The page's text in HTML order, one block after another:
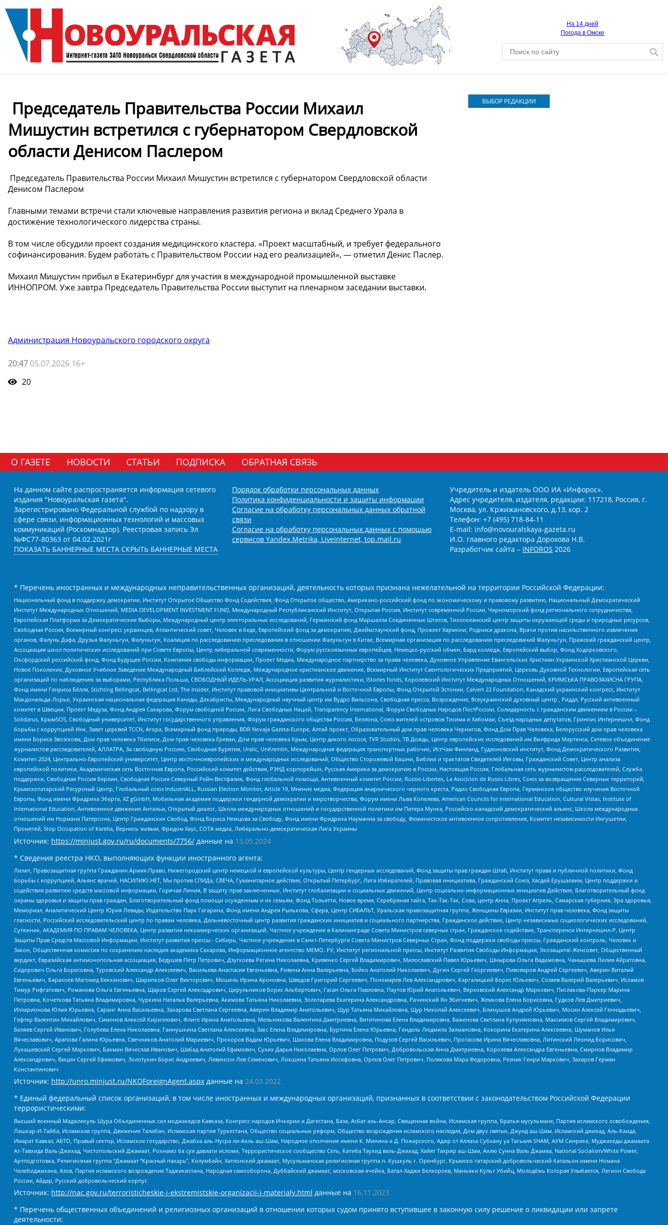
На 14 дней
Погода в Омске
️ Председатель Правительства России Михаил
Мишустин встретился с губернатором Свердловской
области Денисом Паслером
️ Председатель Правительства России Михаил Мишустин встретился с губернатором Свердловской области
Денисом Паслером
Главными темами встречи стали ключевые направления развития региона и вклад Среднего Урала в
достижение технологического лидерства страны.
В том числе обсудили проект создания медицинского кластера. «Проект масштабный, и требует федерального
софинансирования. Будем работать с Правительством России над его реализацией», — отметил Денис Паслер.
Михаил Мишустин прибыл в Екатеринбург для участия в международной промышленной выставке
ИННОПРОМ. Уже завтра Председатель Правительства России выступит на пленарном заседании выставки.
Администрация Новоуральского городского округа
20:47 05.07.2026 16+
20
ВЫБОР РЕДАКЦИИ
О ГАЗЕТЕ НОВОСТИ СТАТЬИ ПОДПИСКА ОБРАТНАЯ СВЯЗЬ
На данном сайте распространяется информация сетевого
издания "Новоуральская газета".
Зарегистрировано Федеральной службой по надзору в
сфере связи, информационных технологий и массовых
коммуникаций (Роскомнадзор). Реестровая запись Эл
№ФС77-80363 от 04.02.2021г
ПОКАЗАТЬ БАННЕРНЫЕ МЕСТА СКРЫТЬ БАННЕРНЫЕ МЕСТА
Порядок обработки персональных данных
Политика конфиденциальности и защиты информации
Согласие на обработку персональных данных обратной
связи
Согласие на обработку персональных данных с помощью
сервисов Yandex.Metrika, LiveInternet, top.mail.ru
Учредитель и издатель ООО ИА «Инфорос».
Адрес учредителя, издателя, редакции: 117218, Россия, г.
Москва, ул. Кржижановского, д.13, кор. 2
Телефон: +7 (495) 718-84-11
E-mail: info@novouralskaya-gazeta.ru
И.О. главного редактора Дорохова Н.В.
Разработчик сайта – INFOROS 2026
* Перечень иностранных и международных неправительственных организаций, деятельность которых признана нежелательной на территории Российской Федерации:
Национальный фонд в поддержку демократии, Институт Открытое Общество Фонд Содействия, Фонд Открытое общество, Американо-российский фонд по экономическому и правовому развитию, Национальный Демократический
Институт Международных Отношений, MEDIA DEVELOPMENT INVESTMENT FUND, Международный Республиканский Институт, Открытая Россия, Институт современной России, Черноморский фонд регионального сотрудничества,
Европейская Платформа за Демократические Выборы, Международный центр электоральных исследований, Германский фонд Маршалла Соединенных Штатов, Тихоокеанский центр защиты окружающей среды и природных ресурсов,
Свободная Россия, Всемирный конгресс украинцев, Атлантический совет, Человек в беде, Европейский фонд за демократию, Джеймстаунский фонд, Прожект Хармони, Родники дракона, Врачи против насильственного извлечения
органов, Фалунь Дафа, Друзья Фалуньгун, Фалуньгун, Коалиция по расследованию преследования в отношении Фалуньгун в Китае, Всемирная организация по расследованию преследований Фалуньгун, Пражский гражданский центр,
Ассоциация школ политических исследований при Совете Европы, Центр либеральной современности, Форум русскоязычных европейцев, Немецко-русский обмен, Бард колледж, Европейский выбор, Фонд Ходорковского,
Оксфордский российский фонд, Фонд Будущее России, Компания свободы информации, Проект Медиа, Международное партнерство за права человека, Духовное Управление Евангельских Христиан Украинской Христианской Церкви,
Новое Поколение, Духовное Учебное Заведение Международный Библейский Колледж, Международное христианское движение, Всемирный Институт Саентологических Предприятий, Церковь Духовной Технологии, Европейская сеть
организаций по наблюдению за выборами, Республика Польша, СВОБОДНЫЙ ИДЕЛЬ-УРАЛ, Ассоциация развития журналистики, IStories fonds, Королевский Институт Международных Отношений, КРИМСЬКА ПРАВОЗАХИСНА ГРУПА,
Фонд имени Генриха Бёлля, Stichting Bellingcat, Bellingcat Ltd, The Insider, Институт правовой инициативы Центральной и Восточной Европы, Фонд Открытой Эстонии, Calvert 22 Foundation, Канадский украинский конгресс, Институт
Макдональда-Лорье, Украинская национальная федерация Канады, Декабристы, Международный научный центр им Вудро Вильсона, Свободная пресса, Возрождение, Всеукраинский духовный центр , Риддл, Русский антивоенный
комитет в Швеции, Проект Медуза, Фонд Андрея Сахарова, Форум свободной России, Лига Свободных Наций, Transparеncy International, Форум Свободных Народов ПостРоссии, Солидарность с гражданским движением в России –
Solidarus, КрымSOS, Свободный университет, Институт государственного управления, Форум гражданского общества Россия, Беллона, Союз жителей островов Тисима и Хабомаи, Съезд народных депутатов, Гринпис Интернешнл, Фонд
борьбы с коррупцией Инк, Завет церквей TCCN, Агора, Всемирный фонд природы, BDR Novaja Gazeta-Europe, Алтай проект, Образовательный дом прав человека Чернигов, Фонд Дом Прав Человека, Белорусский дом прав человека
имени Бориса Звозскова, Дом прав человека Тбилиси, Дом прав человека Ереван, Дом прав человека Крым, Центр дикого лосося, TVR Studios, ТВ Дождь, Центр европейских исследований им Вилфрида Мартенса, Сетевое объединение
журналистов расследователей, АЛЛАТРА, За свободную Россию, Свободная Бурятия, Uralic, UnKremlin, Международная федерация транспортных рабочих, ИстЧам Финланд, Гудзоновский институт, Фонд Демократического Развития,
Комитет-2024, Центрально-Европейский университет, Центр восточноевропейских и международных исследований, Общество Сторожевой башни, Библии и трактатов Свидетелей Иеговы, Гражданский Совет, Центр анализа
европейской политики, Академическая сеть Восточная Европа, Российский комитет действия, РЭНД корпорейшн, Русская Америка за демократию в России, Настоящая Россия, Глобальная сеть журналистов-расследователей, Служба
поддержки, Свободная Россия Берлин, Свободная Россия Северный Рейн-Вестфалия, Фонд глобальной помощи, Антивоенный комитет России, Russie-Libertes, La Asocicion de Rusos Libres, Союз за возвращение Северных территорий,
Крымскотатарский Ресурсный Центр, Глобальный союз IndustriALL, Russian Election Monitor, Article 19, Мнение медиа, Федерация анархического черного креста, Радио Свободная Европа, Германское общество изучения Восточной
Европы, Фонд имени Фридриха Эберта, XZ gGmbH, Мобильная академия поддержки гендерной демократии и миротворчества, Форум имени Льва Копелева, American Councils for International Education, Cultural Vistas, Institute of
International Education, Антивоенное движение Антальи, Открытый диалог, Школа международных отношений и государственной политики им Питера Мунка, Российско-канадский демократический альянс, Школа международных
отношений им Нормана Патерсона, Центр Гражданских Свобод, Фонд Бориса Немцова за Свободу, Фонд имени Фридриха Науманна за свободу, Феминистское антивоенное сопротивление, Комитет независимости Ингушетии,
Прометей, Stop Occupation of Karelia, Вернись живым, Фридом Хаус, СОТА медиа, Либерально-демократическая Лига Украины
Источник: https://minjust.gov.ru/ru/documents/7756/ данные на 13.05.2024
* Сведения реестра НКО, выполняющих функции иностранного агента:
Лилит, Правозащитная группа Гражданин.Армия.Право, Нижегородский центр немецкой и европейской культуры, Центр гендерных исследований, Фонд защиты прав граждан Штаб, Институт права и публичной политики, Фонд
борьбы с коррупцией, Альянс врачей, НАСИЛИЮ.НЕТ, Мы против СПИДа, СВЕЧА, Гуманитарное действие, Открытый Петербург, Лига Избирателей, Правовая инициатива, Гражданский Союз, Хасдей Ерушалаим, Центр поддержки и
содействия развитию средств массовой информации, Горячая Линия, В защиту прав заключенных, Институт глобализации и социальных движений, Центр социально-информационных инициатив Действие, Благотворительный фонд
охраны здоровья и защиты прав граждан, Благотворительный фонд помощи осужденным и их семьям, Фонд Тольятти, Новое время, Серебряная тайга, Так-Так-Так, Сова, центр Анна, Проект Апрель, Самарская губерния, Эра здоровья,
Мемориал, Аналитический Центр Юрия Левады, Издательство Парк Гагарина, Фонд имени Андрея Рылькова, Сфера, Центр СИБАЛЬТ, Уральская правозащитная группа, Женщины Евразии, Институт прав человека, Фонд защиты
гласности, Российский исследовательский центр по правам человека, Дальневосточный центр развития гражданских инициатив и социального партнерства, Гражданское действие, Центр независимых социологических исследований,
Сутяжник, АКАДЕМИЯ ПО ПРАВАМ ЧЕЛОВЕКА, Центр развития некоммерческих организаций, Частное учреждение в Калининграде Совета Министров северных стран, Гражданское содействие, Трансперенси Интернешнл-Р, Центр
Защиты Прав Средств Массовой Информации, Институт развития прессы - Сибирь, Частное учреждение в Санкт-Петербурге Совета Министров Северных Стран, Фонд поддержки свободы прессы, Гражданский контроль, Человек и
Закон, Общественная комиссия по сохранению наследия академика Сахарова, Информационное агентство МЕМО. РУ, Институт региональной прессы, Институт Развития Свободы Информации, Экозащита!-Женсовет, Общественный
вердикт, Евразийская антимонопольная ассоциация, Бедушев Петр Петрович, Дзугкоева Регина Николаевна, Кривенко Сергей Владимирович, Милославский Павел Юрьевич, Шнырова Ольга Вадимовна, Чанышева Лилия Айратовна,
Сидорович Ольга Борисовна, Туровский Александр Алексеевич, Васильева Анастасия Евгеньевна, Ривина Анна Валерьевна, Бойко Анатолий Николаевич, Дугин Сергей Георгиевич, Пивоваров Андрей Сергеевич, Аверин Виталий
Евгеньевич, Барахоев Магомед Бекханович, Шарипков Олег Викторович, Мошель Ирина Ароновна, Шведов Григорий Сергеевич, Пономарев Лев Александрович, Каргалицкий Борис Юльевич, Созаев Валерий Валерьевич, Исламов
Тимур Рифгатович, Романова Ольга Евгеньевна, Щаров Сергей Алексадрович, Цирульников Борис Альбертович, Гасан Ольга Павловна, Паутов Юрий Анатольевич, Верховский Александр Маркович, Пислакова-Паркер Марина
Петровна, Кочеткова Татьяна Владимировна, Чуркина Наталья Валерьевна, Акимова Татьяна Николаевна, Золотарева Екатерина Александровна, Рачинский Ян Збигневич, Жемкова Елена Борисовна, Гудков Лев Дмитриевич,
Илларионова Юлия Юрьевна, Саранг Анна Васильевна, Захарова Светлана Сергеевна, Аверин Владимир Анатольевич, Щур Татьяна Михайловна, Щур Николай Алексеевич, Блинушов Андрей Юрьевич, Мосин Алексей Геннадьевич,
Гефтер Валентин Михайлович, Симонов Алексей Кириллович, Флиге Ирина Анатольевна, Мельникова Валентина Дмитриевна, Вититинова Елена Владимировна, Баженова Светлана Куприяновна, Максимов Сергей Владимирович,
Беляев Сергей Иванович, Голубева Елена Николаевна, Ганнушкина Светлана Алексеевна, Закс Елена Владимировна, Буртина Елена Юрьевна, Гендель Людмила Залмановна, Кокорина Екатерина Алексеевна, Шуманов Илья
Вячеславович, Арапова Галина Юрьевна, Свечников Анатолий Мариевич, Прохоров Вадим Юрьевич, Шахова Елена Владимировна, Подузов Сергей Васильевич, Протасова Ирина Вячеславовна, Литинский Леонид Борисович,
Лукашевский Сергей Маркович, Бахмин Вячеслав Иванович, Шабад Анатолий Ефимович, Сухих Дарья Николаевна, Орлов Олег Петрович, Добровольская Анна Дмитриевна, Королева Александра Евгеньевна, Смирнов Владимир
Александрович, Вицин Сергей Ефимович, Золотухин Борис Андреевич, Левинсон Лев Семенович, Локшина Татьяна Иосифовна, Орлов Олег Петрович, Полякова Мара Федоровна, Резник Генри Маркович, Захаров Герман
Константинович
Источник: http://unro.minjust.ru/NKOForeignAgent.aspx данные на 24.03.2022
* Единый федеральный список организаций, в том числе иностранных и международных организаций, признанных в соответствии с законодательством Российской Федерации
террористическими:
Высший военный Маджлисуль Шура Объединенных сил моджахедов Кавказа, Конгресс народов Ичкерии и Дагестана, База, Асбат аль-Ансар, Священная война, Исламская группа, Братья-мусульмане, Партия исламского освобождения,
Лашкар-И-Тайба, Исламская группа, Движение Талибан, Исламская партия Туркестана, Общество социальных реформ, Общество возрождения исламского наследия, Дом двух святых, Джунд аш-Шам, Исламский джихад, Аль-Каида,
Имарат Кавказ, АБТО, Правый сектор, Исламское государство, Джабха аль-Нусра ли-Ахль аш-Шам, Народное ополчение имени К. Минина и Д. Пожарского, Аджр от Аллаха Субхану уа Тагьаля SHAM, АУМ Синрике, Муджахеды джамаата
Ат-Тавхида Валь-Джихад, Чистопольский Джамаат, Рохнамо ба суи давлати исломи, Террористическое сообщество Сеть, Катиба Таухид валь-Джихад, Хайят Тахрир аш-Шам, Ахлю Сунна Валь Джамаа, National Socialism/White Power,
Артподготовка, Религиозная группа “Джамаат “Красный пахарь”, Колумбайн, Хатлонский джамаат, Мусульманская религиозная группа п. Кушкуль г. Оренбург, Крымско-татарский добровольческий батальон имени Номана
Челебиджихана, Азов, Партия исламского возрождения Таджикистана, Народная самооборона, Дуббайский джамаат, московская ячейка, Батал-Хаджи Белхороев, Маньяки Культ Убийц, Молодёжь Которая Улыбается, Легион Свобода
России, Айдар, Русский добровольческий корпус
Источник: http://nac.gov.ru/terroristicheskie-i-ekstremistskie-organizacii-i-materialy.html данные на 16.11.2023
* Перечень общественных объединений и религиозных организаций в отношении которых судом принято вступившее в законную силу решение о ликвидации или запрете
деятельности: